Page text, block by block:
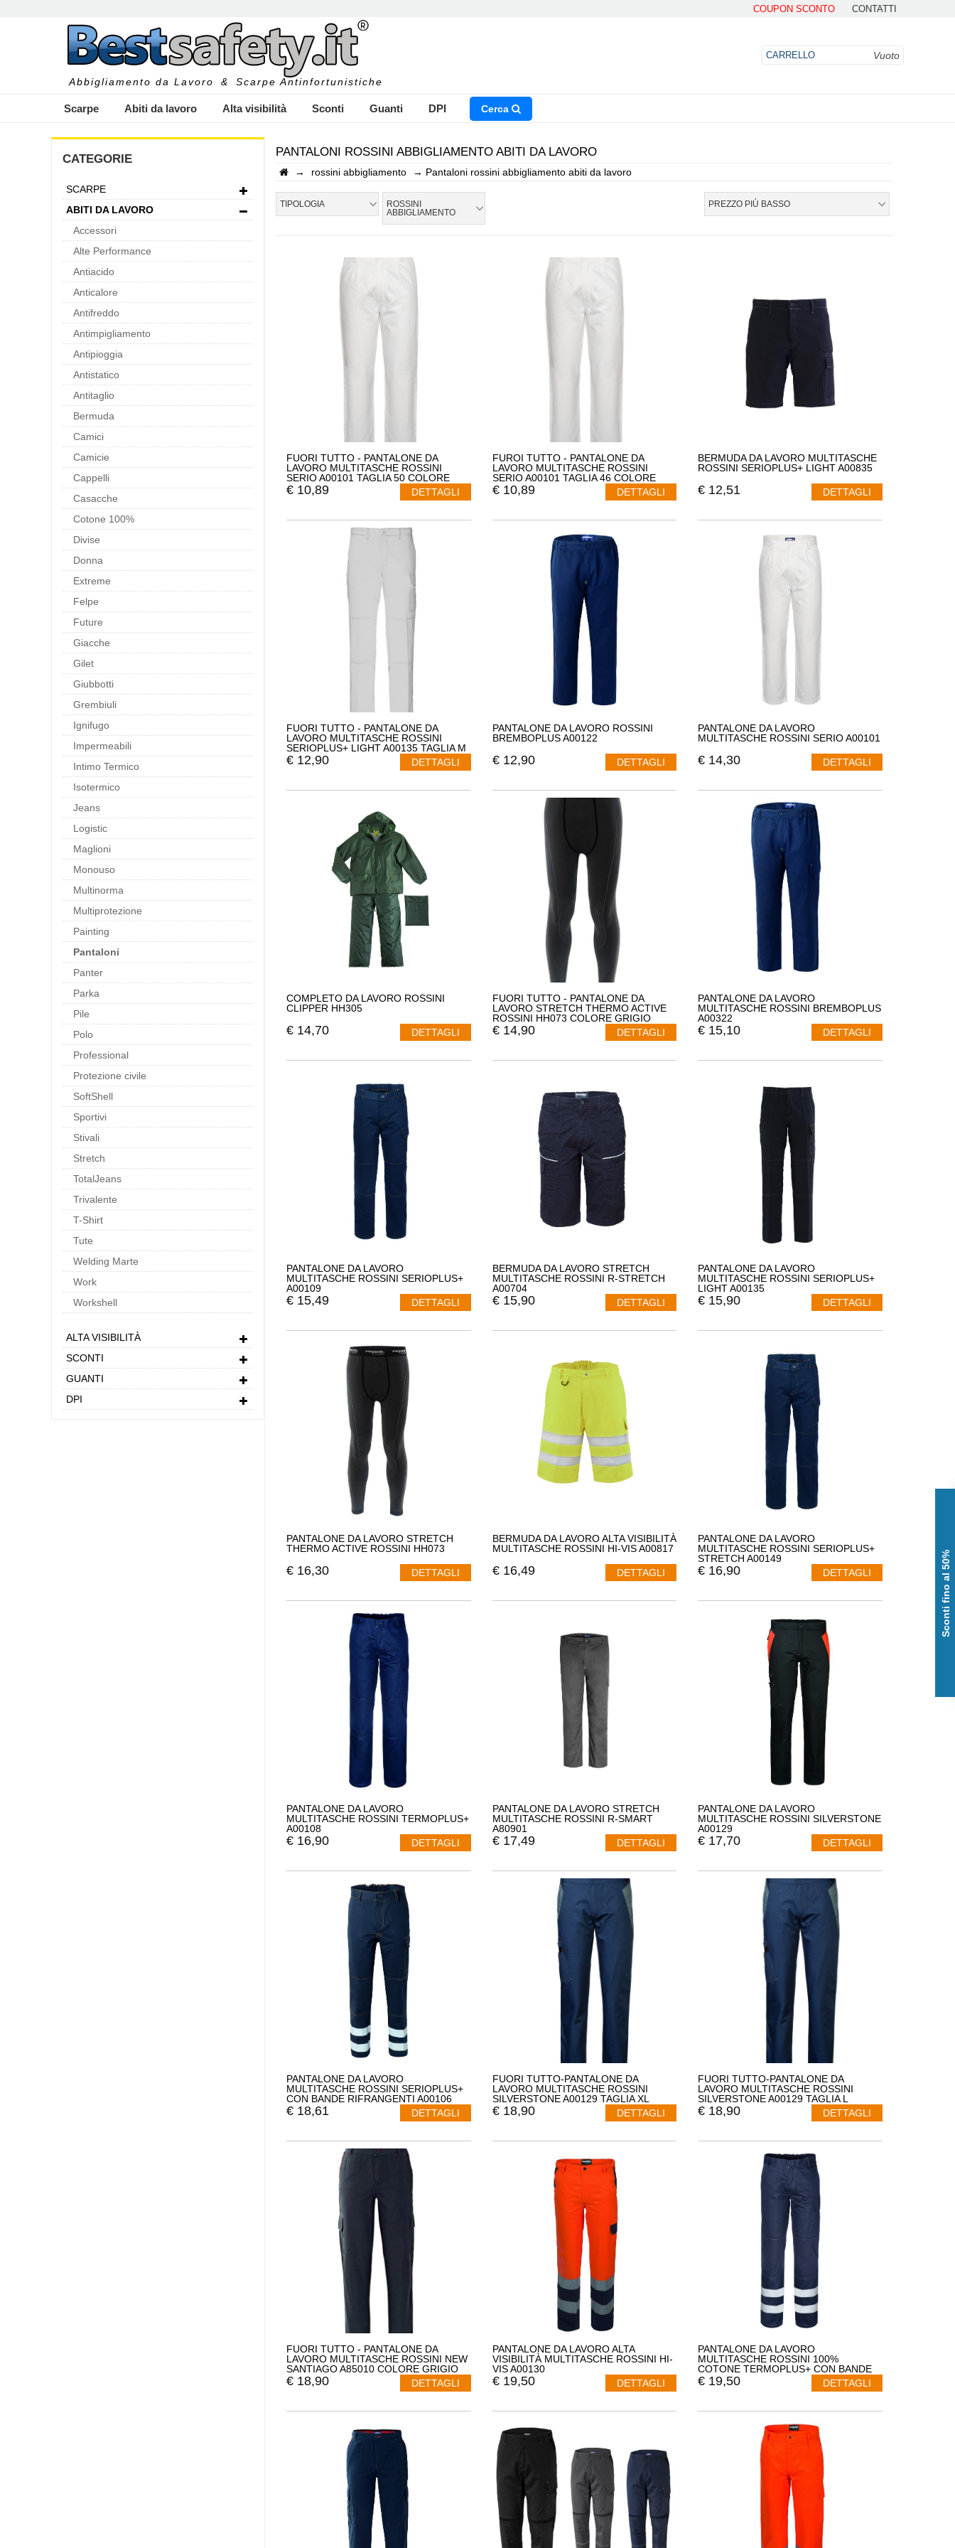
COUPON SCONTO CONTATTI
Abbigliamento da Lavoro & Scarpe Antinfortunistiche
CARRELLO Vuoto
Scarpe Abiti da lavoro Alta visibilità Sconti Guanti DPI Cerca
INSERISCI IL NOME DEL PRODOTTO CHE STAI CERCANDO
CATEGORIE
SCARPE
ABITI DA LAVORO
Accessori
Alte Performance
Antiacido
Anticalore
Antifreddo
Antimpigliamento
Antipioggia
Antistatico
Antitaglio
Bermuda
Camici
Camicie
Cappelli
Casacche
Cotone 100%
Divise
Donna
Extreme
Felpe
Future
Giacche
Gilet
Giubbotti
Grembiuli
Ignifugo
Impermeabili
Intimo Termico
Isotermico
Jeans
Logistic
Maglioni
Monouso
Multinorma
Multiprotezione
Painting
Pantaloni
Panter
Parka
Pile
Polo
Professional
Protezione civile
SoftShell
Sportivi
Stivali
Stretch
TotalJeans
Trivalente
T-Shirt
Tute
Welding Marte
Work
Workshell
ALTA VISIBILITÀ
SCONTI
GUANTI
DPI
PANTALONI ROSSINI ABBIGLIAMENTO ABITI DA LAVORO
→ rossini abbigliamento → Pantaloni rossini abbigliamento abiti da lavoro
TIPOLOGIA
ROSSINI
ABBIGLIAMENTO
PREZZO PIÙ BASSO
FUORI TUTTO - PANTALONE DA
LAVORO MULTITASCHE ROSSINI
SERIO A00101 TAGLIA 50 COLORE
BIANCO
€ 10,89 DETTAGLI
FUROI TUTTO - PANTALONE DA
LAVORO MULTITASCHE ROSSINI
SERIO A00101 TAGLIA 46 COLORE
BIANCO
€ 10,89 DETTAGLI
BERMUDA DA LAVORO MULTITASCHE
ROSSINI SERIOPLUS+ LIGHT A00835
€ 12,51 DETTAGLI
FUORI TUTTO - PANTALONE DA
LAVORO MULTITASCHE ROSSINI
SERIOPLUS+ LIGHT A00135 TAGLIA M
COLORE NERO
€ 12,90 DETTAGLI
PANTALONE DA LAVORO ROSSINI
BREMBOPLUS A00122
€ 12,90 DETTAGLI
PANTALONE DA LAVORO
MULTITASCHE ROSSINI SERIO A00101
€ 14,30 DETTAGLI
COMPLETO DA LAVORO ROSSINI
CLIPPER HH305
€ 14,70 DETTAGLI
FUORI TUTTO - PANTALONE DA
LAVORO STRETCH THERMO ACTIVE
ROSSINI HH073 COLORE GRIGIO
ANTRACITE TAGLIA S/M
€ 14,90 DETTAGLI
PANTALONE DA LAVORO
MULTITASCHE ROSSINI BREMBOPLUS
A00322
€ 15,10 DETTAGLI
PANTALONE DA LAVORO
MULTITASCHE ROSSINI SERIOPLUS+
A00109
€ 15,49 DETTAGLI
BERMUDA DA LAVORO STRETCH
MULTITASCHE ROSSINI R-STRETCH
A00704
€ 15,90 DETTAGLI
PANTALONE DA LAVORO
MULTITASCHE ROSSINI SERIOPLUS+
LIGHT A00135
€ 15,90 DETTAGLI
PANTALONE DA LAVORO STRETCH
THERMO ACTIVE ROSSINI HH073
€ 16,30 DETTAGLI
BERMUDA DA LAVORO ALTA VISIBILITÀ
MULTITASCHE ROSSINI HI-VIS A00817
€ 16,49 DETTAGLI
PANTALONE DA LAVORO
MULTITASCHE ROSSINI SERIOPLUS+
STRETCH A00149
€ 16,90 DETTAGLI
PANTALONE DA LAVORO
MULTITASCHE ROSSINI TERMOPLUS+
A00108
€ 16,90 DETTAGLI
PANTALONE DA LAVORO STRETCH
MULTITASCHE ROSSINI R-SMART
A80901
€ 17,49 DETTAGLI
PANTALONE DA LAVORO
MULTITASCHE ROSSINI SILVERSTONE
A00129
€ 17,70 DETTAGLI
PANTALONE DA LAVORO
MULTITASCHE ROSSINI SERIOPLUS+
CON BANDE RIFRANGENTI A00106
€ 18,61 DETTAGLI
FUORI TUTTO-PANTALONE DA
LAVORO MULTITASCHE ROSSINI
SILVERSTONE A00129 TAGLIA XL
COLORE GRIGIO
€ 18,90 DETTAGLI
FUORI TUTTO-PANTALONE DA
LAVORO MULTITASCHE ROSSINI
SILVERSTONE A00129 TAGLIA L
COLORE NERO
€ 18,90 DETTAGLI
FUORI TUTTO - PANTALONE DA
LAVORO MULTITASCHE ROSSINI NEW
SANTIAGO A85010 COLORE GRIGIO
TAGLIA M
€ 18,90 DETTAGLI
PANTALONE DA LAVORO ALTA
VISIBILITÀ MULTITASCHE ROSSINI HI-
VIS A00130
€ 19,50 DETTAGLI
PANTALONE DA LAVORO
MULTITASCHE ROSSINI 100%
COTONE TERMOPLUS+ CON BANDE
RIFRANGENTI A00133
€ 19,50 DETTAGLI
Sconti fino al 50%